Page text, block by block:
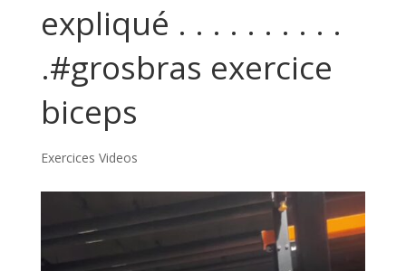
expliqué . . . . . . . . . .
.#grosbras exercice
biceps
Exercices Videos